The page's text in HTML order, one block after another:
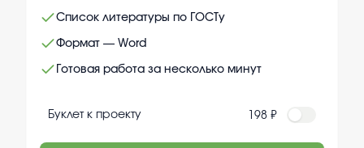
Список литературы по ГОСТу
Формат — Word
Готовая работа за несколько минут
Буклет к проекту 198 ₽